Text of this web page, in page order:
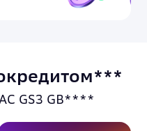
GS3 GB****